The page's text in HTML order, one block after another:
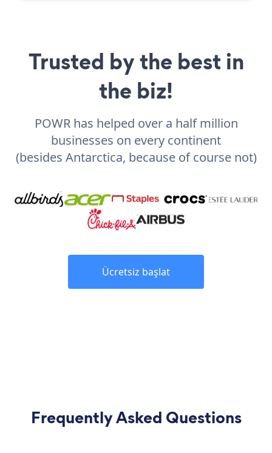
Trusted by the best in
the biz!
POWR has helped over a half million
businesses on every continent
(besides Antarctica, because of course not)
Ücretsiz başlat
Frequently Asked Questions